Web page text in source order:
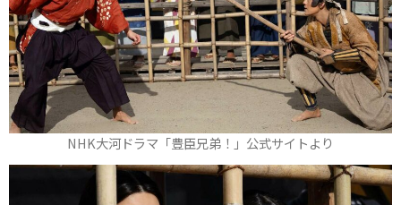
NHK大河ドラマ「豊臣兄弟！」公式サイトより